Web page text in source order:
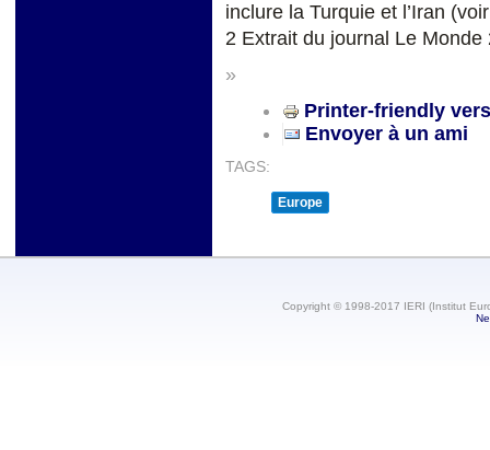
inclure la Turquie et l’Iran
2 Extrait du journal Le Monde
»
Printer-friendly
Envoyer à un ami
TAGS:
Europe
Copyright © 1998-2017 IERI (Institut